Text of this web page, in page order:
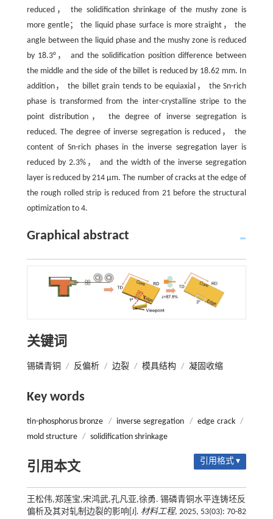
reduced， the solidification shrinkage of the mushy zone is
more gentle； the liquid phase surface is more straight， the
angle between the liquid phase and the mushy zone is reduced
by 18.3°， and the solidification position difference between
the middle and the side of the billet is reduced by 18.62 mm. In
addition， the billet grain tends to be equiaxial， the Sn-rich
phase is transformed from the inter-crystalline stripe to the
point distribution， the degree of inverse segregation is
reduced. The degree of inverse segregation is reduced， the
content of Sn-rich phases in the inverse segregation layer is
reduced by 2.3%， and the width of the inverse segregation
layer is reduced by 214 μm. The number of cracks at the edge of
the rough rolled strip is reduced from 21 before the structural
optimization to 4.
Graphical abstract
关键词
锡磷青铜 / 反偏析 / 边裂 / 模具结构 / 凝固收缩
Key words
tin-phosphorus bronze / inverse segregation / edge crack /
mold structure / solidification shrinkage
引用本文 引用格式 ▾
王松伟,郑莲宝,宋鸿武,孔凡亚,徐勇. 锡磷青铜水平连铸坯反
偏析及其对轧制边裂的影响[J]. 材料工程, 2025, 53(03): 70-82